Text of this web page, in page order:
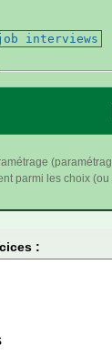
interviews
parmi les choix
: